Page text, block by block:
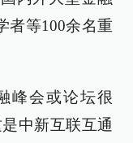
者等100余名重
峰会或论坛很
中新互联互通